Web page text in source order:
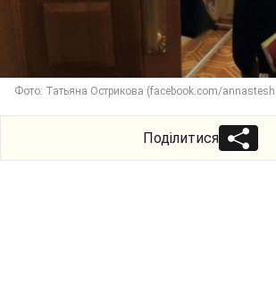
Фото: Татьяна Острикова (facebook.com/
Поділитися